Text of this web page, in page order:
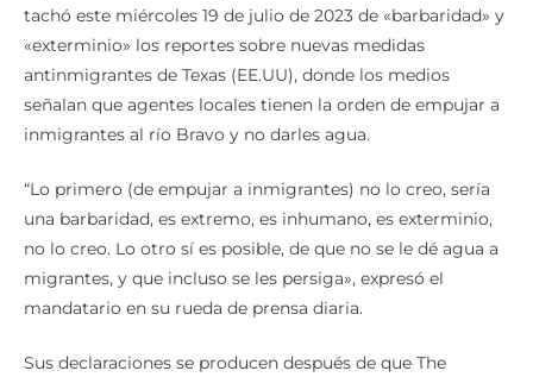
tachó este miércoles 19 de julio de 2023 de «barbaridad» y
«exterminio» los reportes sobre nuevas medidas
antinmigrantes de Texas (EE.UU), donde los medios
señalan que agentes locales tienen la orden de empujar a
inmigrantes al río Bravo y no darles agua.
“Lo primero (de empujar a inmigrantes) no lo creo, sería
una barbaridad, es extremo, es inhumano, es exterminio,
no lo creo. Lo otro sí es posible, de que no se le dé agua a
migrantes, y que incluso se les persiga», expresó el
mandatario en su rueda de prensa diaria.
Sus declaraciones se producen después de que The